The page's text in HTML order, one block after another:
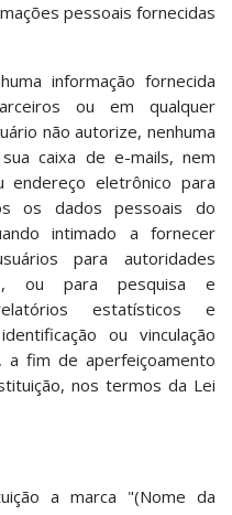
pessoais fornecidas
informação fornecida
ou em qualquer
não autorize, nenhuma
caixa de e-mails, nem
endereço eletrônico para
os dados pessoais do
intimado a fornecer
para autoridades
ou para pesquisa e
estatísticos e
ou vinculação
fim de aperfeiçoamento
nos termos da Lei
a marca "(Nome da